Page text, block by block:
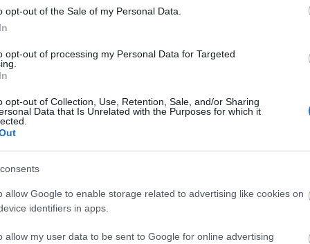
opt-out of the Sale of my Personal Data.
opt-out of processing my Personal Data for Targeted
opt-out of Collection, Use, Retention, Sale, and/or Sharing
Data that Is Unrelated with the Purposes for which it
allow Google to enable storage related to advertising like cookies on
identifiers in apps.
allow my user data to be sent to Google for online advertising
Jsou sportovci, kteří nemohou přibrat, ale
(alespoň z pohledu vrcholového sportu),
po stránce zastoupení hlavních
sacharidů a tuků, stejně tak jako
naprosto klíčové pro správnou regeneraci
glykogenu),
vs. silové sporty)
vegetariáni, ženy, které mají problémy se
množstvím svalové hmoty, sportovci se
alergiemi…)